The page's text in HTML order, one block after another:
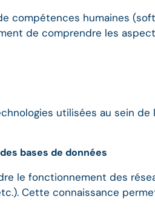
compétences humaines
de comprendre les
utilisées au sein de
bases de données
le fonctionnement des
Cette connaissance